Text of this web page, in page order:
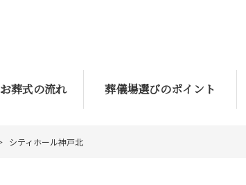
お葬式の流れ 葬儀場選びのポイント
シティホール神戸北